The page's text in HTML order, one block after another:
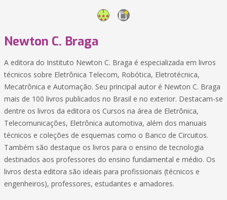
Newton C. Braga
A editora do Instituto Newton C. Braga é especializada em livros
técnicos sobre Eletrônica Telecom, Robótica, Eletrotécnica,
Mecatrônica e Automação. Seu principal autor é Newton C. Braga
mais de 100 livros publicados no Brasil e no exterior. Destacam-se
dentre os livros da editora os Cursos na área de Eletrônica,
Telecomunicações, Eletrônica automotiva, além dos manuais
técnicos e coleções de esquemas como o Banco de Circuitos.
Também são destaque os livros para o ensino de tecnologia
destinados aos professores do ensino fundamental e médio. Os
livros desta editora são ideais para profissionais (técnicos e
engenheiros), professores, estudantes e amadores.